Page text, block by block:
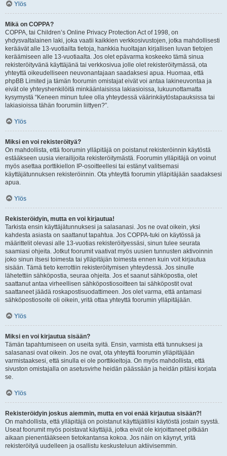
Ylös
Mikä on COPPA?
COPPA, tai Children’s Online Privacy Protection Act of 1998, on
yhdysvaltalainen laki, joka vaatii kaikkien verkkosivustojen, jotka mahdollisesti
keräävät alle 13-vuotiailta tietoja, hankkia huoltajan kirjallisen luvan tietojen
keräämiseen alle 13-vuotiaalta. Jos olet epävarma koskeeko tämä sinua
rekisteröityvänä käyttäjänä tai verkkosivua jolle olet rekisteröitymässä, ota
yhteyttä oikeudelliseen neuvonantajaan saadaksesi apua. Huomaa, että
phpBB Limited ja tämän foorumin omistajat eivät voi antaa lakineuvontaa ja
eivät ole yhteyshenkilöitä minkäänlaisissa lakiasioissa, lukuunottamatta
kysymystä “Keneen minun tulee olla yhteydessä väärinkäytöstapauksissa tai
lakiasioissa tähän foorumiin liittyen?”.
Ylös
Miksi en voi rekisteröityä?
On mahdollista, että foorumin ylläpitäjä on poistanut rekisteröinnin käytöstä
estääkseen uusia vierailijoita rekisteröitymästä. Foorumin ylläpitäjä on voinut
myös asettaa porttikiellon IP-osoitteellesi tai estänyt valitsemasi
käyttäjätunnuksen rekisteröinnin. Ota yhteyttä foorumin ylläpitäjään saadaksesi
apua.
Ylös
Rekisteröidyin, mutta en voi kirjautua!
Tarkista ensin käyttäjätunnuksesi ja salasanasi. Jos ne ovat oikein, yksi
kahdesta asiasta on saattanut tapahtua. Jos COPPA-tuki on käytössä ja
määrittelit olevasi alle 13-vuotias rekisteröityessäsi, sinun tulee seurata
saamiasi ohjeita. Jotkut foorumit vaativat myös uusien tunnusten aktivoinnin
joko sinun itsesi toimesta tai ylläpitäjän toimesta ennen kuin voit kirjautua
sisään. Tämä tieto kerrottiin rekisteröitymisen yhteydessä. Jos sinulle
lähetettiin sähköpostia, seuraa ohjeita. Jos et saanut sähköpostia, olet
saattanut antaa virheellisen sähköpostiosoitteen tai sähköpostit ovat
saattaneet jäädä roskapostisuodattimeen. Jos olet varma, että antamasi
sähköpostiosoite oli oikein, yritä ottaa yhteyttä foorumin ylläpitäjään.
Ylös
Miksi en voi kirjautua sisään?
Tämän tapahtumiseen on useita syitä. Ensin, varmista että tunnuksesi ja
salasanasi ovat oikein. Jos ne ovat, ota yhteyttä foorumin ylläpitäjään
varmistaaksesi, että sinulla ei ole porttikieltoja. On myös mahdollista, että
sivuston omistajalla on asetusvirhe heidän päässään ja heidän pitäisi korjata
se.
Ylös
Rekisteröidyin joskus aiemmin, mutta en voi enää kirjautua sisään?!
On mahdollista, että ylläpitäjä on poistanut käyttäjätilisi käytöstä jostain syystä.
Useat foorumit myös poistavat käyttäjiä, jotka eivät ole kirjoittaneet pitkään
aikaan pienentääkseen tietokantansa kokoa. Jos näin on käynyt, yritä
rekisteröityä uudelleen ja osallistu keskusteluun aktiivisemmin.